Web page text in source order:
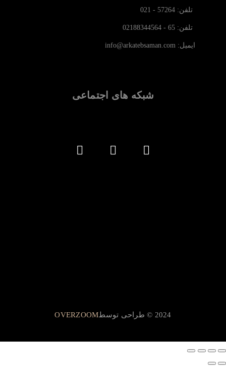
تلفن: 57264 - 021
تلفن: 65 - 02188344564
ایمیل: info@arkatebsaman.com
شبکه های اجتماعی
2024 © طراحی توسط OVERZOOM